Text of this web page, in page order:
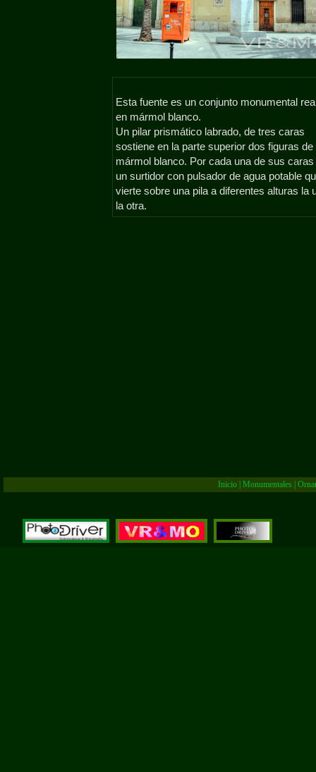
Esta fuente es un conjunto monumental
en mármol blanco.
Un pilar prismático labrado, de tres caras
sostiene en la parte superior dos figuras de
mármol blanco. Por cada una de sus
un surtidor con pulsador de agua potable
vierte sobre una pila a diferentes alturas la
la otra.
Inicio |Monumentales |